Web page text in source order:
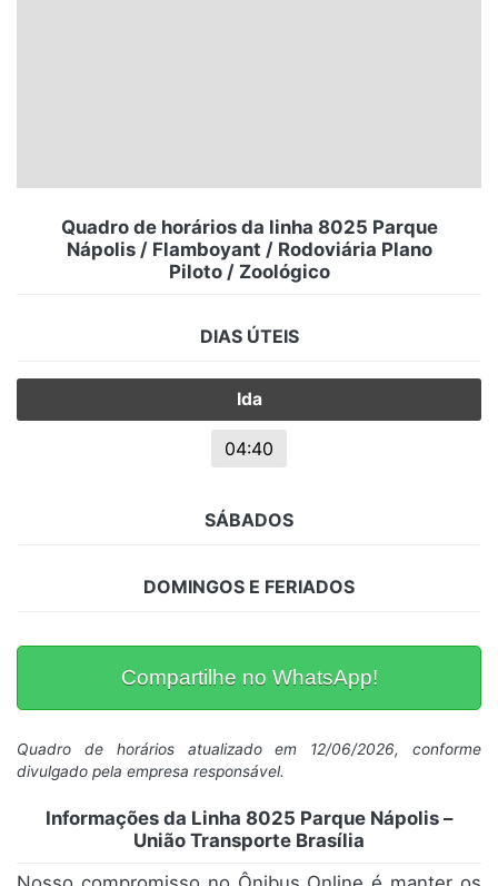
Quadro de horários da linha 8025 Parque
Nápolis / Flamboyant / Rodoviária Plano
Piloto / Zoológico
DIAS ÚTEIS
Ida
04:40
SÁBADOS
DOMINGOS E FERIADOS
Compartilhe no WhatsApp!
Quadro de horários atualizado em 12/06/2026, conforme
divulgado pela empresa responsável.
Informações da Linha 8025 Parque Nápolis –
União Transporte Brasília